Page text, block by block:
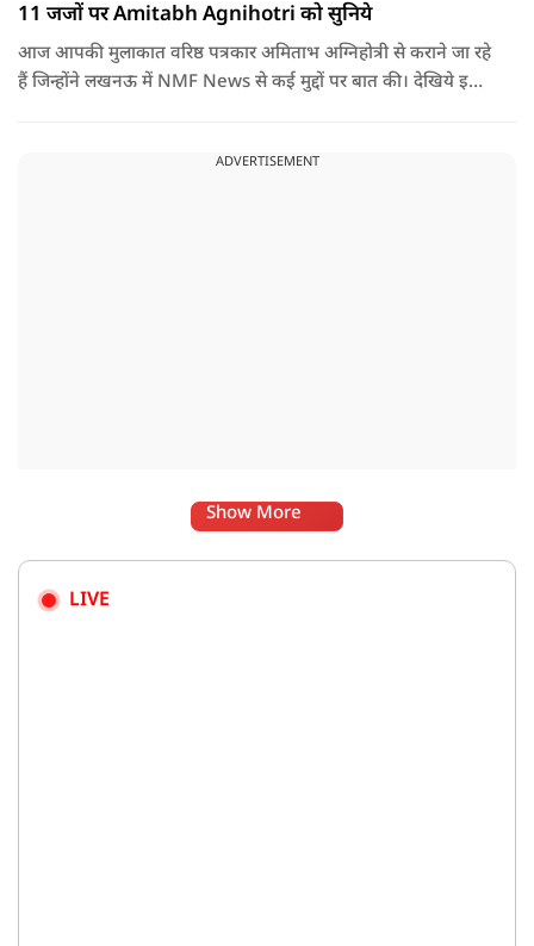
11 जजों पर Amitabh Agnihotri को सुनिये
आज आपकी मुलाकात वरिष्ठ पत्रकार अमिताभ अग्निहोत्री से कराने जा रहे
हैं जिन्होंने लखनऊ में NMF News से कई मुद्दों पर बात की। देखिये इस
ADVERTISEMENT
Show More
LIVE